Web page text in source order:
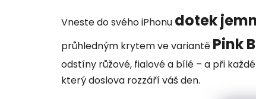
Vneste do svého iPhonu dotek
průhledným krytem ve variantě Pink
odstíny růžové, fialové a bílé – a při
který doslova rozzáří váš den.